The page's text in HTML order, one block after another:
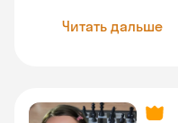
Читать дальше